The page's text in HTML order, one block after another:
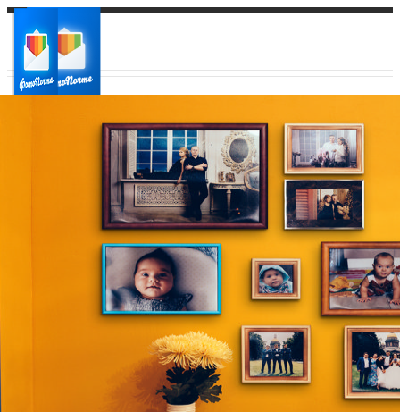
Ваш регион доставки
Выберите из списка: